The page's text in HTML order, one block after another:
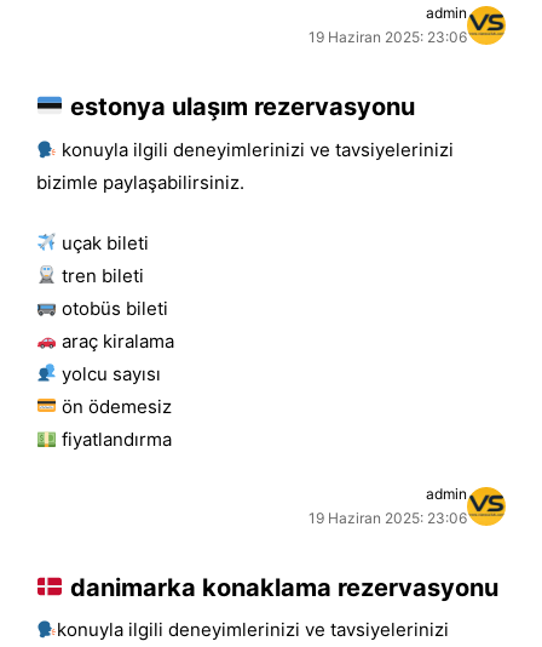
admin
19 Haziran 2025: 23:06
estonya ulaşım rezervasyonu
konuyla ilgili deneyimlerinizi ve tavsiyelerinizi
bizimle paylaşabilirsiniz.
uçak bileti
tren bileti
otobüs bileti
araç kiralama
yolcu sayısı
ön ödemesiz
fiyatlandırma
admin
19 Haziran 2025: 23:06
danimarka konaklama rezervasyonu
konuyla ilgili deneyimlerinizi ve tavsiyelerinizi